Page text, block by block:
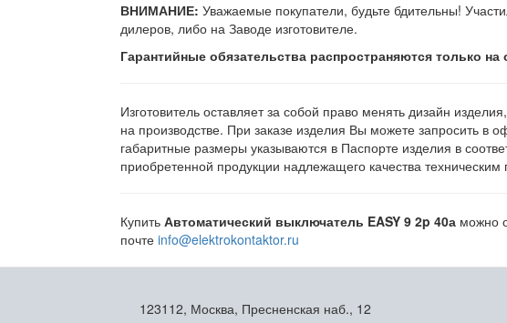
ВНИМАНИЕ: Уважаемые покупатели, будьте бдительны!
дилеров, либо на Заводе изготовителе.
Гарантийные обязательства распространяются только
Изготовитель оставляет за собой право менять дизайн
на производстве. При заказе изделия Вы можете запросить в
габаритные размеры указываются в Паспорте изделия в
приобретенной продукции надлежащего качества
Купить Автоматический выключатель EASY 9 2p 40а можно
почте info@elektrokontaktor.ru
123112, Москва, Пресненская наб., 12